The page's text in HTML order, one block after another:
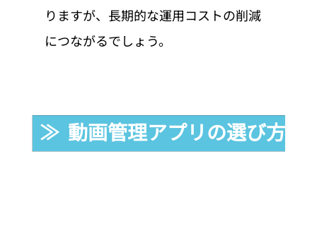
りますが、長期的な運用コストの削減
につながるでしょう。
≫  動画管理アプリの選び方